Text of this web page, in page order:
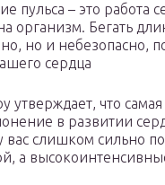
– это работа
организм. Бегать
но и небезопасно,
сердца
утверждает, что
в развитии
слишком сильно
а